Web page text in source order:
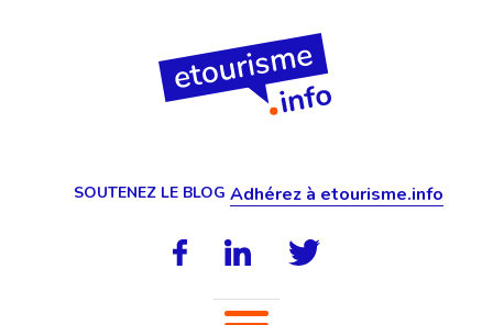
SOUTENEZ LE BLOG Adhérez à etourisme.info